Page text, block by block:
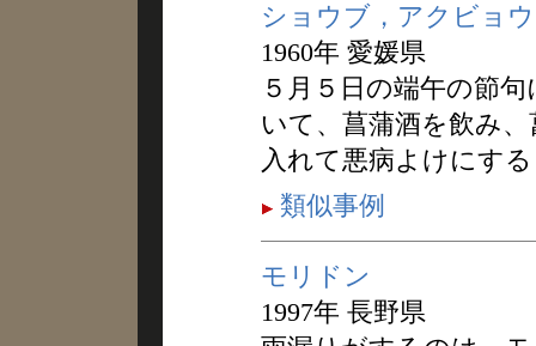
ショウブ，アクビョ
1960年 愛媛県
５月５日の端午の節
いて、菖蒲酒を飲み
入れて悪病よけにす
類似事例
モリドン
1997年 長野県